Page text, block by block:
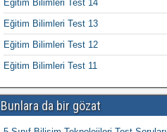
Eğitim Bilimleri Test 14
Eğitim Bilimleri Test 13
Eğitim Bilimleri Test 12
Eğitim Bilimleri Test 11
Bunlara da bir gözat